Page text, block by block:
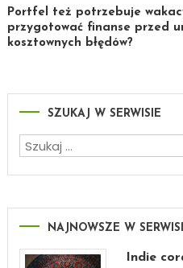
Portfel też potrzebuje
przygotować finanse przed
kosztownych błędów?
SZUKAJ W SERWISIE
NAJNOWSZE W
Indie